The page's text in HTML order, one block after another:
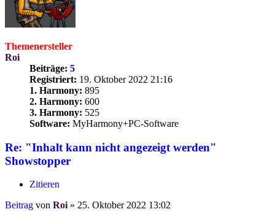
Themenersteller
Roi
Beiträge: 5
Registriert: 19. Oktober 2022 21:16
1. Harmony: 895
2. Harmony: 600
3. Harmony: 525
Software: MyHarmony+PC-Software
Re: "Inhalt kann nicht angezeigt werden"
Showstopper
Zitieren
Beitrag von Roi » 25. Oktober 2022 13:02